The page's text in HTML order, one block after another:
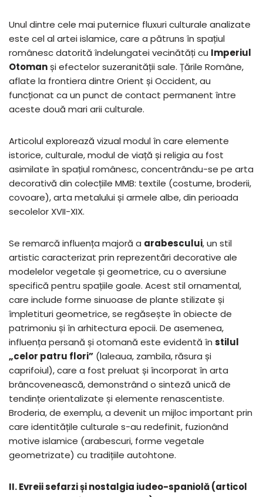
Unul dintre cele mai puternice fluxuri culturale analizate
este cel al artei islamice, care a pătruns în spațiul
românesc datorită îndelungatei vecinătăți cu Imperiul
Otoman și efectelor suzeranității sale. Țările Române,
aflate la frontiera dintre Orient și Occident, au
funcționat ca un punct de contact permanent între
aceste două mari arii culturale.
Articolul explorează vizual modul în care elemente
istorice, culturale, modul de viață și religia au fost
asimilate în spațiul românesc, concentrându-se pe arta
decorativă din colecțiile MMB: textile (costume, broderii,
covoare), arta metalului și armele albe, din perioada
secolelor XVII-XIX.
Se remarcă influența majoră a arabescului, un stil
artistic caracterizat prin reprezentări decorative ale
modelelor vegetale și geometrice, cu o aversiune
specifică pentru spațiile goale. Acest stil ornamental,
care include forme sinuoase de plante stilizate și
împletituri geometrice, se regăsește în obiecte de
patrimoniu și în arhitectura epocii. De asemenea,
influența persană și otomană este evidentă în stilul
„celor patru flori” (laleaua, zambila, răsura și
caprifoiul), care a fost preluat și încorporat în arta
brâncovenească, demonstrând o sinteză unică de
tendințe orientalizate și elemente renascentiste.
Broderia, de exemplu, a devenit un mijloc important prin
care identitățile culturale s-au redefinit, fuzionând
motive islamice (arabescuri, forme vegetale
geometrizate) cu tradițiile autohtone.
II. Evreii sefarzi și nostalgia iudeo-spaniolă (articol